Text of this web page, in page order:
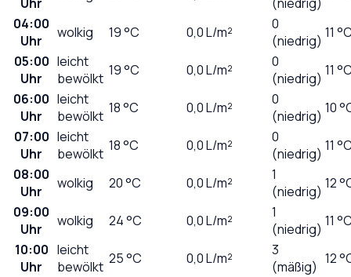
04:00
Uhr
wolkig 19°C 0,0L/m²
0
(niedrig) 11
05:00
Uhr
leicht
bewölkt 19°C 0,0L/m²
0
(niedrig) 11
06:00
Uhr
leicht
bewölkt 18°C 0,0L/m²
0
(niedrig) 10
07:00
Uhr
leicht
bewölkt 18°C 0,0L/m²
0
(niedrig) 11
08:00
Uhr
wolkig 20°C 0,0L/m²
1
(niedrig) 12
09:00
Uhr
wolkig 24°C 0,0L/m²
1
(niedrig) 11
10:00
Uhr
leicht
bewölkt 25°C 0,0L/m²
3
(mäßig) 12